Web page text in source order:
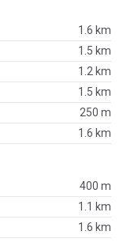
1.6 km
1.5 km
1.2 km
1.5 km
250 m
1.6 km
400 m
1.1 km
1.6 km